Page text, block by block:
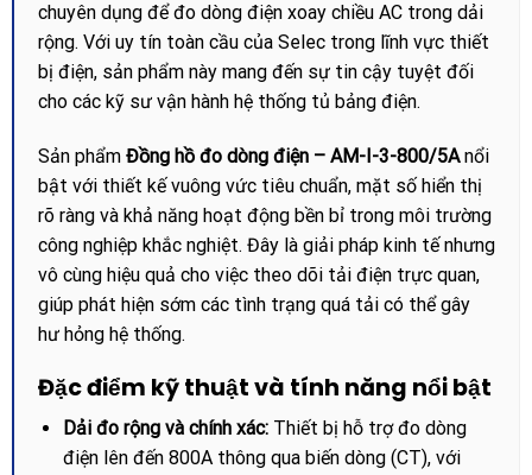
chuyên dụng để đo dòng điện xoay chiều AC trong dải
rộng. Với uy tín toàn cầu của Selec trong lĩnh vực thiết
bị điện, sản phẩm này mang đến sự tin cậy tuyệt đối
cho các kỹ sư vận hành hệ thống tủ bảng điện.
Sản phẩm Đồng hồ đo dòng điện – AM-I-3-800/5Anổi
bật với thiết kế vuông vức tiêu chuẩn, mặt số hiển thị
rõ ràng và khả năng hoạt động bền bỉ trong môi trường
công nghiệp khắc nghiệt. Đây là giải pháp kinh tế nhưng
vô cùng hiệu quả cho việc theo dõi tải điện trực quan,
giúp phát hiện sớm các tình trạng quá tải có thể gây
hư hỏng hệ thống.
Đặc điểm kỹ thuật và tính năng nổi bật
Dải đo rộng và chính xác:Thiết bị hỗ trợ đo dòng
điện lên đến 800A thông qua biến dòng (CT), với